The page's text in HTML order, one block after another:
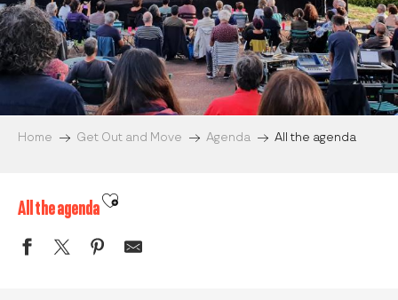
Home Get Out and Move Agenda All the agenda
All the agendaAjouter aux favoris